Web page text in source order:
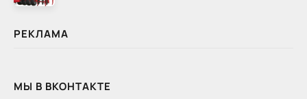
РЕКЛАМА
МЫ В ВКОНТАКТЕ